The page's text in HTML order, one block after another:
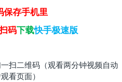
保存手机里
码下载快手极速版
扫二维码（观看两分钟视频自动
看页面）